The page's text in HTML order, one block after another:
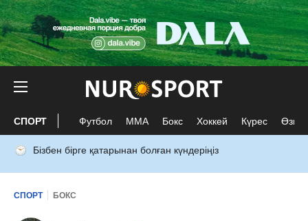
СПОРТ Футбол ММА Бокс Хоккей Күрес Өзге
Бізбен бірге қатарынан болған күндеріңіз
СПОРТ БОКС